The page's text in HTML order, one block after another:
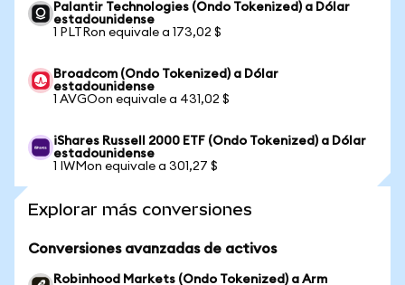
Palantir Technologies (Ondo Tokenized) a Dólar
estadounidense
1 PLTRon equivale a 173,02 $
Broadcom (Ondo Tokenized) a Dólar
estadounidense
1 AVGOon equivale a 431,02 $
iShares Russell 2000 ETF (Ondo Tokenized) a Dólar
estadounidense
1 IWMon equivale a 301,27 $
Explorar más conversiones
Conversiones avanzadas de activos
Robinhood Markets (Ondo Tokenized) a Arm